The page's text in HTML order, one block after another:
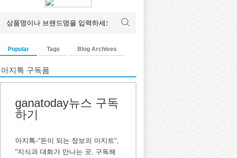
Popular Tags Blog Archives
아지톡 구독폼
ganatoday뉴스 구독
하기
아지톡-"돈이 되는 정보의 아지트",
"지식과 대화가 만나는 곳, 구독해